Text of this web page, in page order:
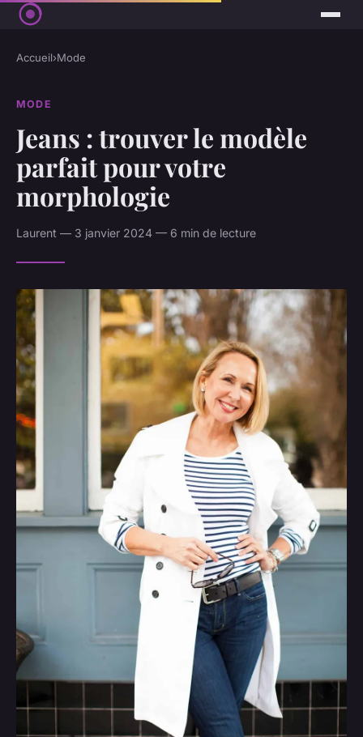
Accueil›Mode
MODE
Jeans : trouver le modèle
parfait pour votre
morphologie
Laurent — 3 janvier 2024 — 6 min de lecture